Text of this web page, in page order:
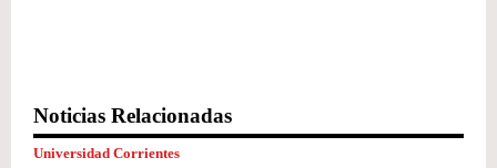
Noticias Relacionadas
Universidad Corrientes